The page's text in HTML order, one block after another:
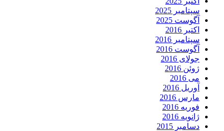
سپتامبر 2025
آگوست 2025
اکتبر 2016
سپتامبر 2016
آگوست 2016
جولای 2016
ژوئن 2016
می 2016
آوریل 2016
مارس 2016
فوریه 2016
ژانویه 2016
دسامبر 2015